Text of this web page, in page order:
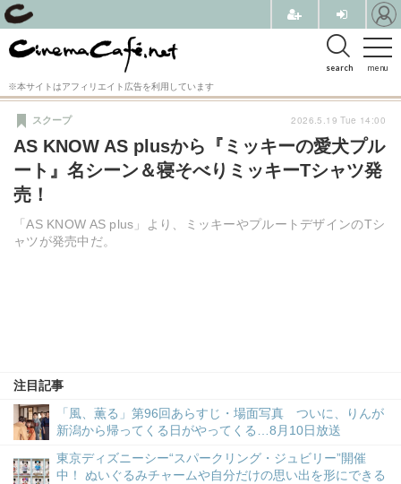
menu
search
※本サイトはアフィリエイト広告を利用しています
AS KNOW AS plusから『ミッキーの愛犬プル
ート』名シーン＆寝そべりミッキーTシャツ発
売！
「AS KNOW AS plus」より、ミッキーやプルートデザインのTシ
ャツが発売中だ。
スクープ
注目記事
「風、薫る」第96回あらすじ・場面写真 ついに、りんが
新潟から帰ってくる日がやってくる…8月10日放送
東京ディズニーシー“スパークリング・ジュビリー”開催
中！ ぬいぐるみチャームや自分だけの思い出を形にできる
2026.5.19 Tue 14:00